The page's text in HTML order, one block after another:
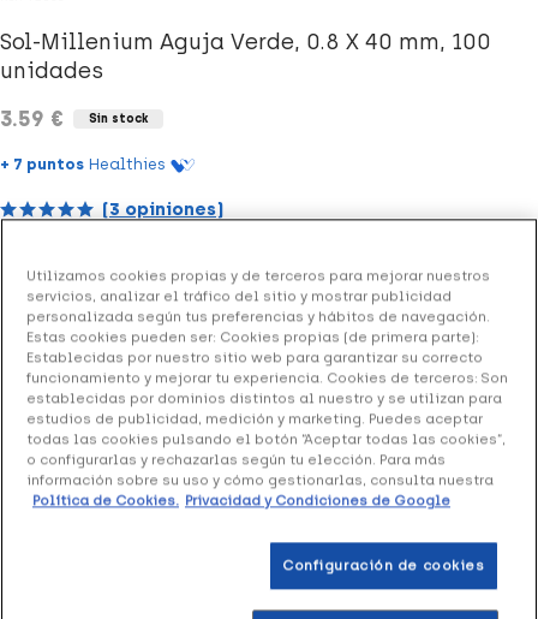
Sol-Millenium Aguja Verde, 0.8 X 40 mm, 100
unidades
3.59 €
Sin stock
+ 7 puntos Healthies
(3 opiniones)
Sol-Millenium Aguja Verdede 0.8 x 400 mm es un
producto de seguridad que facilita las inyecciones en
pacientes, a la vez que protege a los trabajadores de la
salud.
Formato 100 unidades
Productos similares
Utilizamos cookies propias y de terceros para mejorar nuestros
servicios, analizar el tráfico del sitio y mostrar publicidad
personalizada según tus preferencias y hábitos de navegación.
Estas cookies pueden ser: Cookies propias (de primera parte):
Establecidas por nuestro sitio web para garantizar su correcto
funcionamiento y mejorar tu experiencia. Cookies de terceros: Son
establecidas por dominios distintos al nuestro y se utilizan para
estudios de publicidad, medición y marketing. Puedes aceptar
todas las cookies pulsando el botón “Aceptar todas las cookies”,
o configurarlas y rechazarlas según tu elección. Para más
información sobre su uso y cómo gestionarlas, consulta nuestra
Política de Cookies. Privacidad y Condiciones de Google
Configuración de cookies